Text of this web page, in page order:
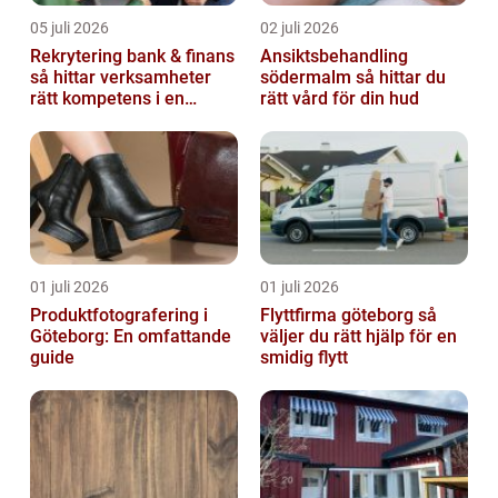
05 juli 2026
Rekrytering bank & finans
så hittar verksamheter
rätt kompetens i en
02 juli 2026
Ansiktsbehandling
södermalm så hittar du
rätt vård för din hud
01 juli 2026
Produktfotografering i
Göteborg: En omfattande
guide
01 juli 2026
Flyttfirma göteborg så
väljer du rätt hjälp för en
smidig flytt